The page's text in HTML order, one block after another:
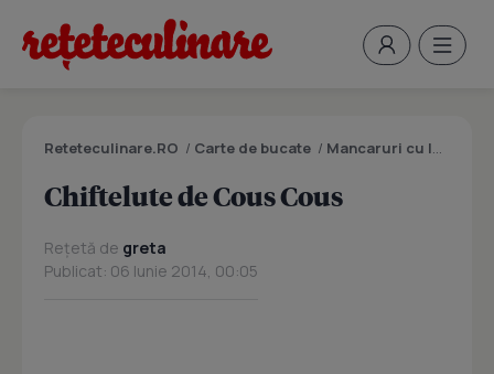
Reteteculinare.RO / Carte de bucate / Mancaruri cu legume si zarzavaturi
Chiftelute de Cous Cous
Rețetă de greta
Publicat: 06 Iunie 2014, 00:05